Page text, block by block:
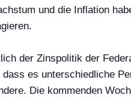
und die Inflation
der Zinspolitik der
es unterschiedliche
Die kommenden